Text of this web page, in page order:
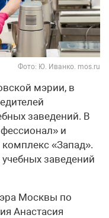
Фото: Ю. Иванко. mos.ru
мэрии, в
заведений. В
и
«Запад».
заведений
Москвы по
Анастасия